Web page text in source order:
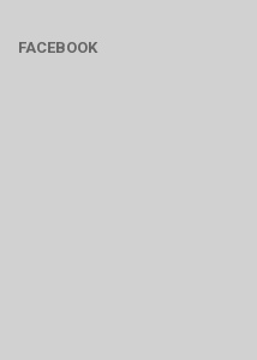
FACEBOOK